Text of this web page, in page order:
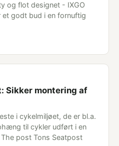
og flot designet - IXGO
et godt bud i en fornuftig
Sikker montering af
i cykelmiljøet, de er bl.a.
til cykler udført i en
post Tons Seatpost